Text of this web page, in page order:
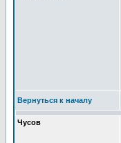
Вернуться к началу
Чусов